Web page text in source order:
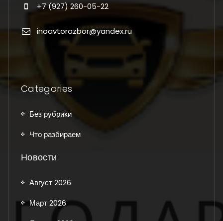
+7 (927) 260-05-22
inoavtorazbor@yandex.ru
Categories
Без рубрики
Что разбираем
Новости
Август 2026
Март 2026